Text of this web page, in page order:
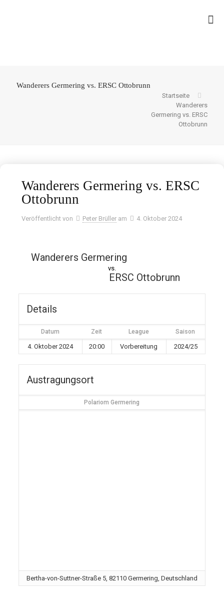
Wanderers Germering vs. ERSC Ottobrunn
Startseite
Wanderers
Germering vs. ERSC
Ottobrunn
Wanderers Germering vs. ERSC
Ottobrunn
Veröffentlicht von Peter Brüller am 4. Oktober 2024
Wanderers Germering
vs.
ERSC Ottobrunn
Details
Datum Zeit League Saison
4. Oktober 2024 20:00 Vorbereitung 2024/25
Austragungsort
Polariom Germering
Bertha-von-Suttner-Straße 5, 82110 Germering, Deutschland